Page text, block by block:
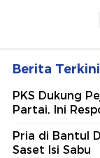
Berita Terkini
PKS Dukung
Partai, Ini
Pria di Bantul
Saset Isi Sabu